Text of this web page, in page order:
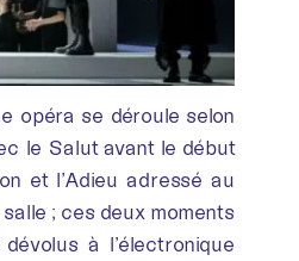
opéra se déroule selon
le Salut avant le début
et l’Adieu adressé au
; ces deux moments
à l’électronique